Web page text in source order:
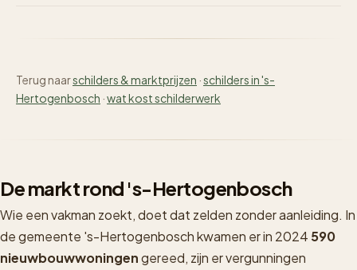
Terug naarschilders & marktprijzen ·schilders in 's-
Hertogenbosch ·wat kost schilderwerk
De markt rond 's-Hertogenbosch
Wie een vakman zoekt, doet dat zelden zonder aanleiding. In
de gemeente 's-Hertogenbosch kwamen er in 2024 590
nieuwbouwwoningengereed, zijn er vergunningen